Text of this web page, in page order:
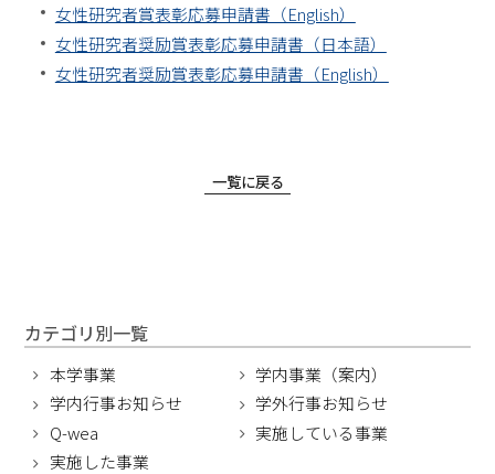
女性研究者賞表彰応募申請書（English）
女性研究者奨励賞表彰応募申請書（日本語）
女性研究者奨励賞表彰応募申請書（English）
一覧に戻る
カテゴリ別一覧
本学事業
学内事業（案内）
学内行事お知らせ
学外行事お知らせ
Q-wea
実施している事業
実施した事業